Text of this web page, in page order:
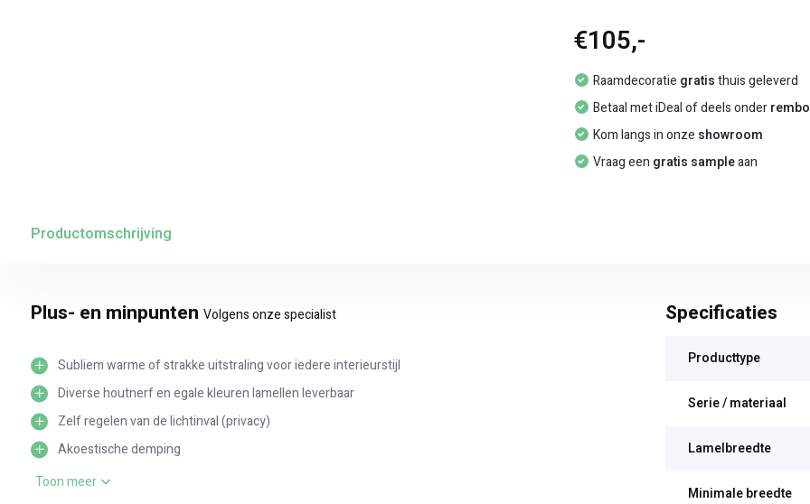
€105,-
Raamdecoratie gratisthuis geleverd
Betaal met iDeal of deels onder
Kom langs in onze showroom
Vraag een gratis sampleaan
Productomschrijving
Plus- en minpunten Volgens onze specialist
Subliem warme of strakke uitstraling voor iedere interieurstijl
Diverse houtnerf en egale kleuren lamellen leverbaar
Zelf regelen van de lichtinval (privacy)
Akoestische demping
Zijgeleiding mogelijk
Toon meer
Specificaties
Producttype
Serie / materiaal
Lamelbreedte
Minimale breedte